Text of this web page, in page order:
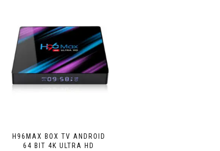
H96MAX BOX TV ANDROID
64 BIT 4K ULTRA HD